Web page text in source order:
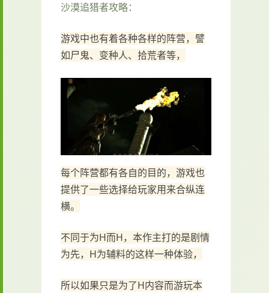
沙漠追猎者攻略：
游戏中也有着各种各样的阵营，譬
如尸鬼、变种人、拾荒者等，
每个阵营都有各自的目的，游戏也
提供了一些选择给玩家用来合纵连
横。
不同于为H而H，本作主打的是剧情
为先，H为辅料的这样一种体验，
所以如果只是为了H内容而游玩本